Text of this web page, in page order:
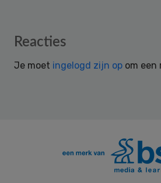
Reader
Reacties
Je moet ingelogd zijn op om een